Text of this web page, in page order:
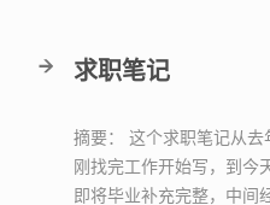
求职笔记
摘要： 这个求职笔记从去
刚找完工作开始写，到今
即将毕业补充完整，中间